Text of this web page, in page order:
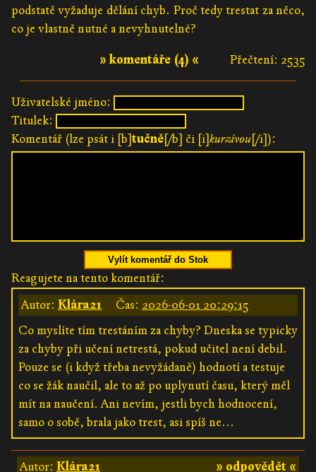
podstatě vyžaduje dělání chyb. Proč tedy trestat za něco,
co je vlastně nutné a nevyhnutelné?
Přečtení: 2535
» komentáře (4) «
Uživatelské jméno:
Titulek:
Komentář (lze psát i [b]tučně[/b] či [i]kurzívou[/i]):
Vylít komentář do Stok
Reagujete na tento komentář:
Autor: Klára21 Čas: 2026-06-01 20:29:15
Co myslíte tím trestáním za chyby? Dneska se typicky
za chyby při učení netrestá, pokud učitel není debil.
Pouze se (i když třeba nevyžádaně) hodnotí a testuje
co se žák naučil, ale to až po uplynutí času, který měl
mít na naučení. Ani nevím, jestli bych hodnocení,
samo o sobě, brala jako trest, asi spíš ne...
» odpovědět «
Autor: Klára21